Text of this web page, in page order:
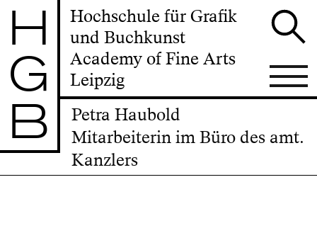
H
G
B
Hochschule für Grafik
und Buchkunst
Academy of Fine Arts
Leipzig
Petra Haubold
Mitarbeiterin im Büro des amt.
Kanzlers